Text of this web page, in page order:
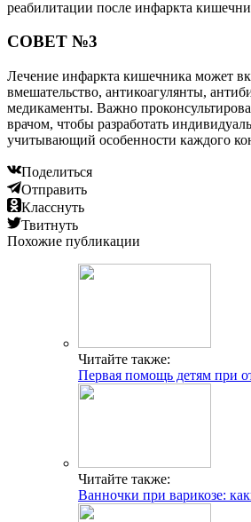
реабилитации после инфаркта
СОВЕТ №3
Лечение инфаркта кишечника может
вмешательство, антикоагулянты,
медикаменты. Важно
врачом, чтобы разработать
учитывающий особенности каждого
Поделиться
Отправить
Класснуть
Твитнуть
Похожие публикации
Читайте также:
Первая помощь детям при
Читайте также:
Ванночки при варикозе: